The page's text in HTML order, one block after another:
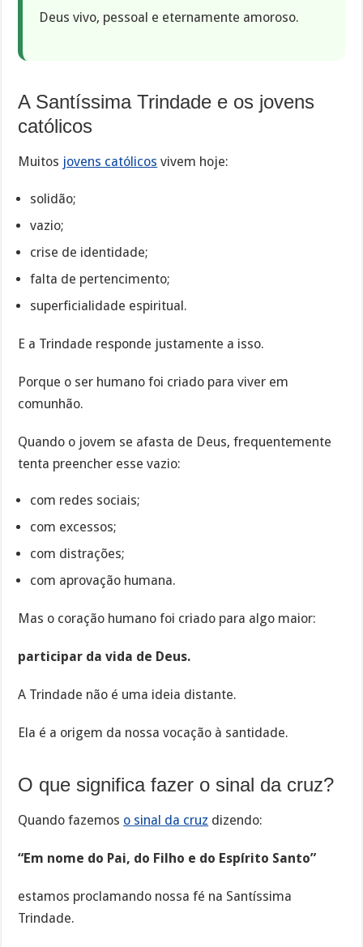
Deus vivo, pessoal e eternamente amoroso.
A Santíssima Trindade e os jovens
católicos
Muitos jovens católicos vivem hoje:
solidão;
vazio;
crise de identidade;
falta de pertencimento;
superficialidade espiritual.
E a Trindade responde justamente a isso.
Porque o ser humano foi criado para viver em
comunhão.
Quando o jovem se afasta de Deus, frequentemente
tenta preencher esse vazio:
com redes sociais;
com excessos;
com distrações;
com aprovação humana.
Mas o coração humano foi criado para algo maior:
participar da vida de Deus.
A Trindade não é uma ideia distante.
Ela é a origem da nossa vocação à santidade.
O que significa fazer o sinal da cruz?
Quando fazemos o sinal da cruz dizendo:
“Em nome do Pai, do Filho e do Espírito Santo”
estamos proclamando nossa fé na Santíssima
Trindade.